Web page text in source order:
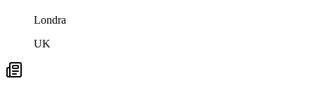
Londra
UK